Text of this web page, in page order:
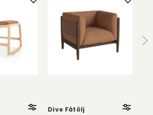
Dive Fåtölj